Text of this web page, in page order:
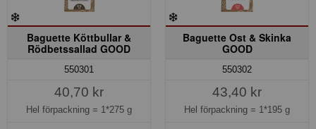
Baguette Köttbullar &
Rödbetssallad GOOD
550301
40,70 kr
Hel förpackning = 1*275 g
Baguette Ost & Skinka
GOOD
550302
43,40 kr
Hel förpackning = 1*195 g